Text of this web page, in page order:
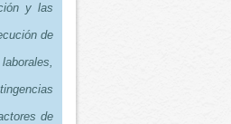
y las
de
de